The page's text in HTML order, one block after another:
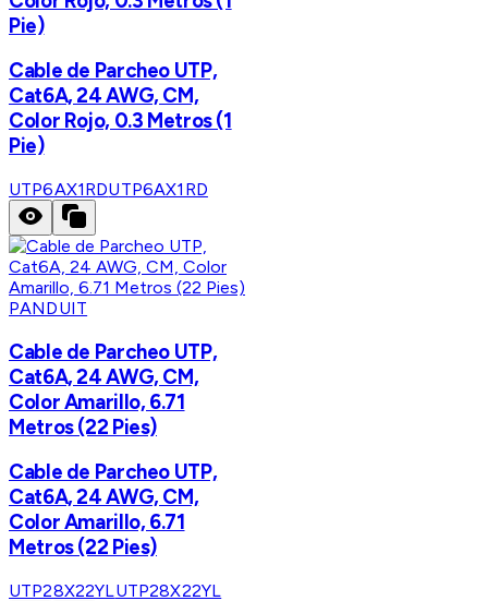
Pie)
Cable de Parcheo UTP,
Cat6A, 24 AWG, CM,
Color Rojo, 0.3 Metros (1
Pie)
UTP6AX1RDUTP6AX1RD
PANDUIT
Cable de Parcheo UTP,
Cat6A, 24 AWG, CM,
Color Amarillo, 6.71
Metros (22 Pies)
Cable de Parcheo UTP,
Cat6A, 24 AWG, CM,
Color Amarillo, 6.71
Metros (22 Pies)
UTP28X22YLUTP28X22YL